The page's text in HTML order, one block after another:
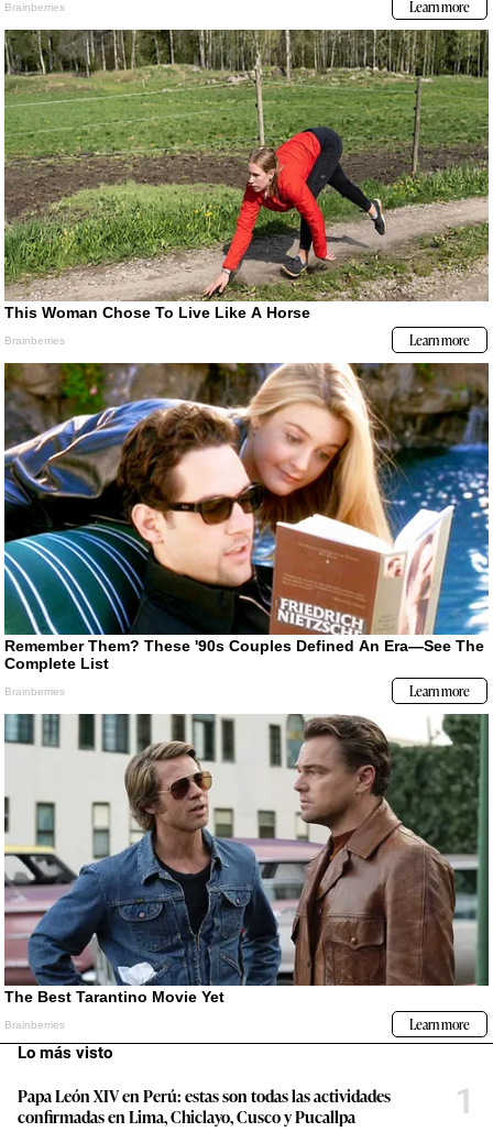
Lo más visto
Papa León XIV en Perú: estas son todas las actividades
confirmadas en Lima, Chiclayo, Cusco y Pucallpa
1